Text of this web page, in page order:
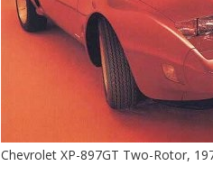
Chevrolet XP-897GT Two-Rotor,